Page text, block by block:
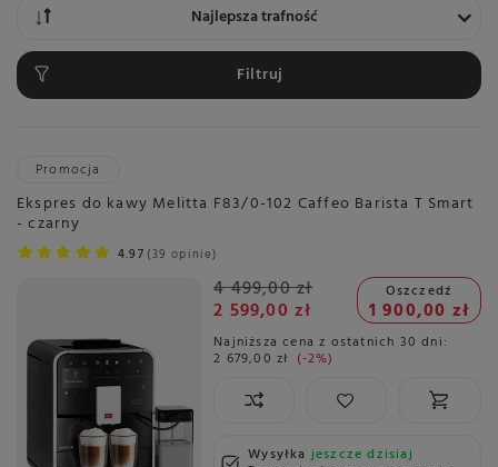
Zmień sortowanie
Najlepsza trafność
Filtruj
Promocja
Ekspres do kawy Melitta F83/0-102 Caffeo Barista T Smart
- czarny
4.97 39 opinie
4 499,00 zł
2 599,00 zł
Oszczedź
1 900,00 zł
Najniższa cena z ostatnich 30 dni:
2 679,00 zł -2%
Wysyłkajeszcze dzisiaj